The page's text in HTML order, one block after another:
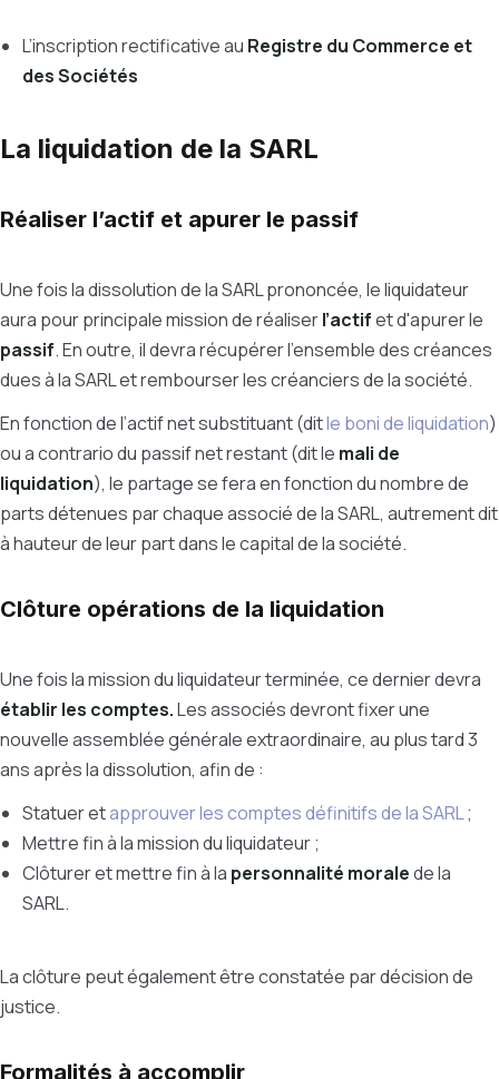
L’inscription rectificative au Registre du Commerce et
des Sociétés
La liquidation de la SARL
Réaliser l’actif et apurer le passif
Une fois la dissolution de la SARL prononcée, le liquidateur
aura pour principale mission de réaliserl’actifet d'apurer le
passif. En outre, il devra récupérer l’ensemble des créances
dues à la SARL et rembourser les créanciers de la société.
En fonction de l’actif net substituant (ditle boni de liquidation)
ou a contrario du passif net restant (dit le mali de
liquidation), le partage se fera en fonction du nombre de
parts détenues par chaque associé de la SARL, autrement dit
à hauteur de leur part dans le capital de la société.
Clôture opérations de la liquidation
Une fois la mission du liquidateur terminée, ce dernier devra
établir les comptes.Les associés devront fixer une
nouvelle assemblée générale extraordinaire, au plus tard 3
ans après la dissolution, afin de :
Statuer etapprouver les comptes définitifs de la SARL;
Mettre fin à la mission du liquidateur ;
Clôturer et mettre fin à la personnalité moralede la
SARL.
La clôture peut également être constatée par décision de
justice.
Formalités à accomplir